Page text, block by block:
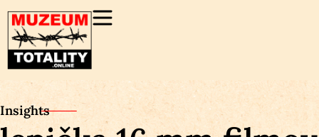
Insights